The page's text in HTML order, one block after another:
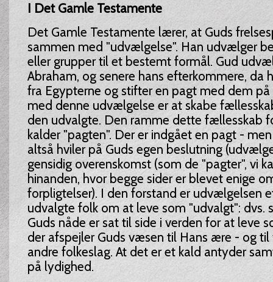
I Det Gamle Testamente
Det Gamle Testamente lærer, at Guds
sammen med "udvælgelse". Han udvælger
eller grupper til et bestemt formål. Gud
Abraham, og senere hans efterkommere, da
fra Egypterne og stifter en pagt med dem på
med denne udvælgelse er at skabe
den udvalgte. Den ramme dette fællesskab
kalder "pagten". Der er indgået en pagt -
altså hviler på Guds egen beslutning
gensidig overenskomst (som de "pagter", vi
hinanden, hvor begge sider er blevet enige
forpligtelser). I den forstand er udvælgelsen
udvalgte folk om at leve som "udvalgt": dvs.
Guds nåde er sat til side i verden for at leve
der afspejler Guds væsen til Hans ære - og
andre folkeslag. At det er et kald antyder
på lydighed.